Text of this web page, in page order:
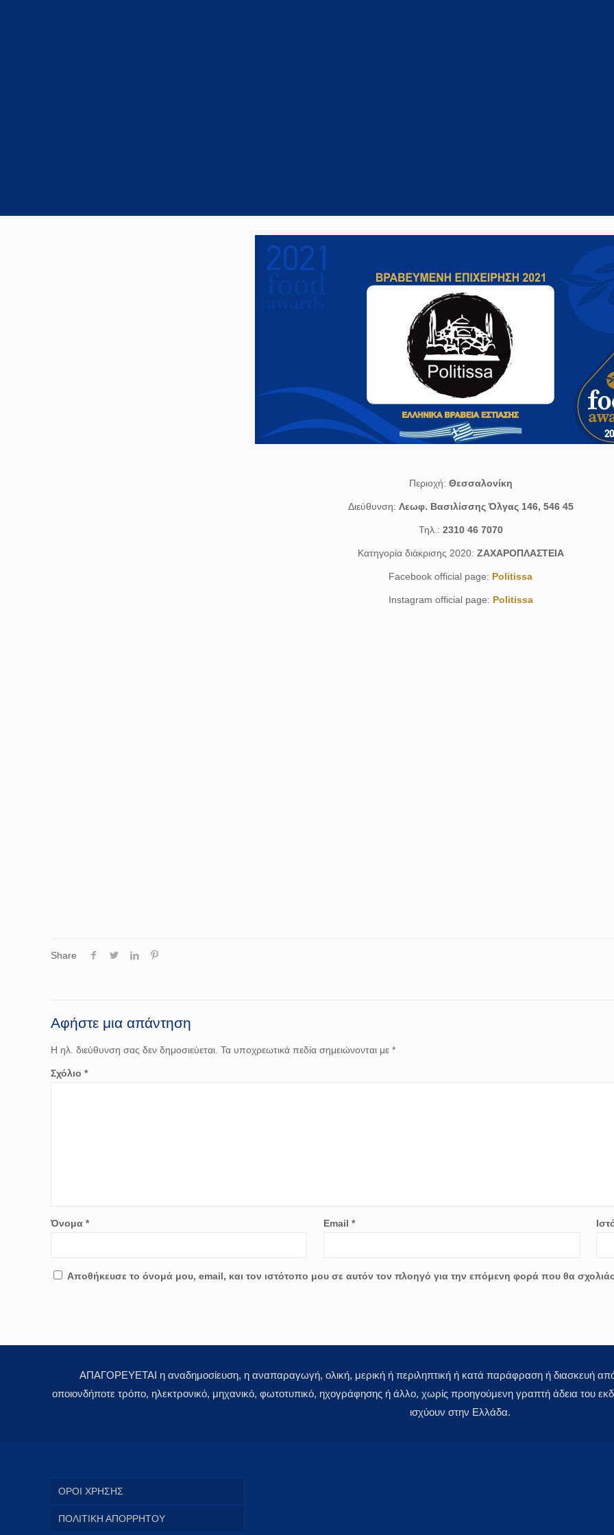
Περιοχή: Θεσσαλονίκη
Διεύθυνση: Λεωφ. Βασιλίσσης Όλγας 146, 546 45
Τηλ.: 2310 46 7070
Κατηγορία διάκρισης 2020: ΖΑΧΑΡΟΠΛΑΣΤΕΙΑ
Facebook official page: Politissa
Instagram official page: Politissa
Share
Αφήστε μια απάντηση
Η ηλ. διεύθυνση σας δεν δημοσιεύεται. Τα υποχρεωτικά πεδία σημειώνονται με*
Σχόλιο*
Όνομα* Email*
Αποθήκευσε το όνομά μου, email, και τον ιστότοπο μου σε αυτόν τον πλοηγό για την επόμενη φορά που θα
ΑΠΑΓΟΡΕΥΕΤΑΙ η αναδημοσίευση, η αναπαραγωγή, ολική, μερική ή περιληπτική ή κατά παράφραση ή διασκευή
οποιονδήποτε τρόπο, ηλεκτρονικό, μηχανικό, φωτοτυπικό, ηχογράφησης ή άλλο, χωρίς προηγούμενη γραπτή άδεια του
ισχύουν στην Ελλάδα.
ΟΡΟΙ ΧΡΗΣΗΣ
ΠΟΛΙΤΙΚΗ ΑΠΟΡΡΗΤΟΥ